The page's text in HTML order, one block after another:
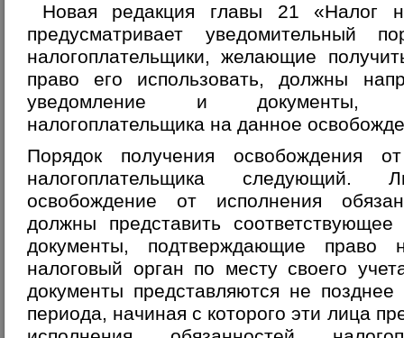
Новая редакция главы 21 «Налог
предусматривает уведомительный
налогоплательщики, желающие
право его использовать, должны
уведомление и документы,
налогоплательщика на данное
Порядок получения освобождения
налогоплательщика
освобождение от исполнения
должны представить
документы, подтверждающие право
налоговый орган по месту своего
документы представляются не позднее
периода, начиная с которого эти лица